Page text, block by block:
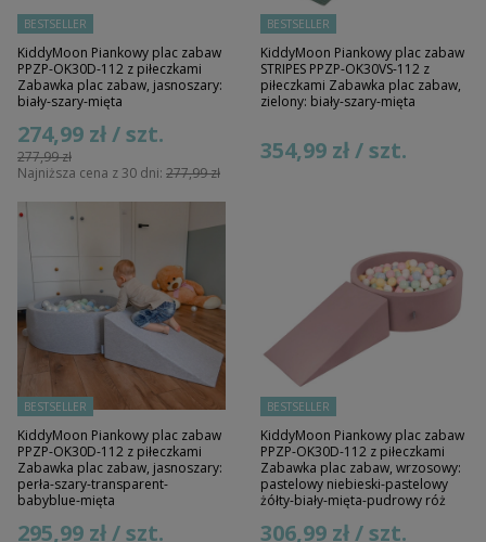
BESTSELLER
KiddyMoon Piankowy plac zabaw
PPZP-OK30D-112 z piłeczkami
Zabawka plac zabaw, jasnoszary:
biały-szary-mięta
277,99 zł
274,99 zł / szt.
Najniższa cena z 30 dni: 277,99 zł
BESTSELLER
KiddyMoon Piankowy plac zabaw
STRIPES PPZP-OK30VS-112 z
piłeczkami Zabawka plac zabaw,
zielony: biały-szary-mięta
354,99 zł / szt.
BESTSELLER
KiddyMoon Piankowy plac zabaw
PPZP-OK30D-112 z piłeczkami
Zabawka plac zabaw, jasnoszary:
perła-szary-transparent-
babyblue-mięta
295,99 zł / szt.
BESTSELLER
KiddyMoon Piankowy plac zabaw
PPZP-OK30D-112 z piłeczkami
Zabawka plac zabaw, wrzosowy:
pastelowy niebieski-pastelowy
żółty-biały-mięta-pudrowy róż
306,99 zł / szt.